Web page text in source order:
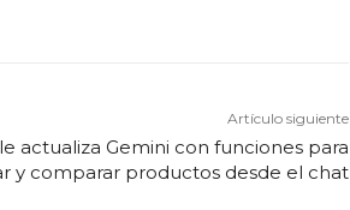
Artículo siguiente
actualiza Gemini con funciones para
y comparar productos desde el chat